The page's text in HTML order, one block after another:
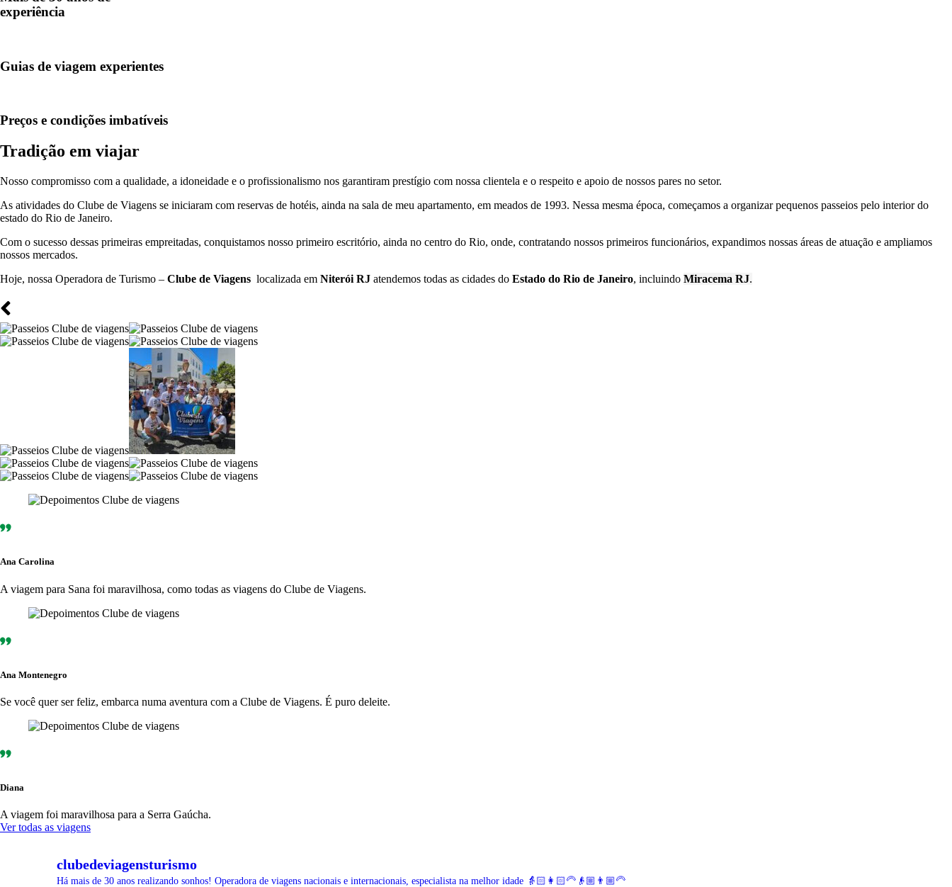
experiência
Guias de viagem experientes
Preços e condições imbatíveis
Tradição em viajar
Nosso compromisso com a qualidade, a idoneidade e o profissionalismo nos garantiram prestígio com nossa clientela e o respeito e apoio de nossos pares no setor.
As atividades do Clube de Viagens se iniciaram com reservas de hotéis, ainda na sala de meu apartamento, em meados de 1993. Nessa mesma época, começamos a organizar pequenos passeios pelo interior do
estado do Rio de Janeiro.
Com o sucesso dessas primeiras empreitadas, conquistamos nosso primeiro escritório, ainda no centro do Rio, onde, contratando nossos primeiros funcionários, expandimos nossas áreas de atuação e ampliamos
nossos mercados.
Hoje, nossa Operadora de Turismo – Clube de Viagens localizada em Niterói RJ atendemos todas as cidades do Estado do Rio de Janeiro, incluindo Miracema RJ.
Ana Carolina
A viagem para Sana foi maravilhosa, como todas as viagens do Clube de Viagens.
Ana Montenegro
Se você quer ser feliz, embarca numa aventura com a Clube de Viagens. É puro deleite.
Diana
A viagem foi maravilhosa para a Serra Gaúcha.
Ver todas as viagens
clubedeviagensturismo
Há mais de 30 anos realizando sonhos! Operadora de viagens nacionais e internacionais, especialista na melhor idade 👵🏻👩🏻‍🦳👴🏼👨🏼‍🦳